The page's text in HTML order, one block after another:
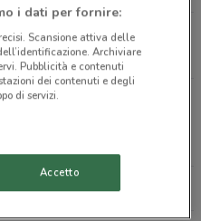
Licata
Corso Garibaldi,119
Tutti i negozi Linkem
i dati per fornire:
Scansione attiva delle
Archiviare
Pubblicità e contenuti
dei contenuti e degli
di servizi.
Accetto